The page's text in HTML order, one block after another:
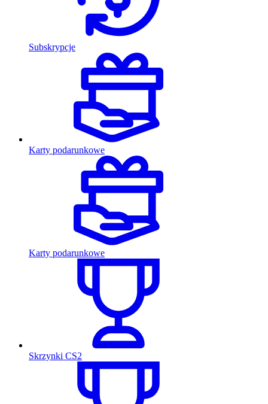
Subskrypcje
Karty podarunkowe
Karty podarunkowe
Skrzynki CS2